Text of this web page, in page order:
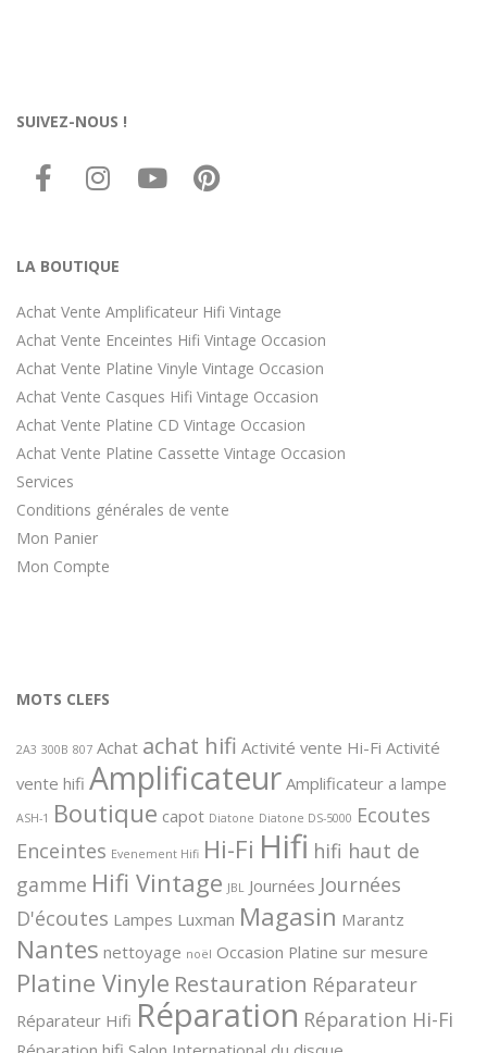
SUIVEZ-NOUS !
LA BOUTIQUE
Achat Vente Amplificateur Hifi Vintage
Achat Vente Enceintes Hifi Vintage Occasion
Achat Vente Platine Vinyle Vintage Occasion
Achat Vente Casques Hifi Vintage Occasion
Achat Vente Platine CD Vintage Occasion
Achat Vente Platine Cassette Vintage Occasion
Services
Conditions générales de vente
Mon Panier
Mon Compte
MOTS CLEFS
2A3 300B 807 Achat achat hifi Activité vente Hi-Fi Activité
vente hifi Amplificateur Amplificateur a lampe
ASH-1 Boutique capot Diatone Diatone DS-5000 Ecoutes
Enceintes Evenement Hifi Hi-Fi Hifi hifi haut de
gamme Hifi Vintage JBL Journées Journées
D'écoutes Lampes Luxman Magasin Marantz
Nantes nettoyage noël Occasion Platine sur mesure
Platine Vinyle Restauration Réparateur
Réparateur Hifi Réparation Réparation Hi-Fi